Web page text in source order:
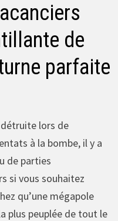
de
parfaite
lors de
à la bombe, il y a
de parties
si vous souhaitez
qu’une mégapole
plus peuplée de tout le